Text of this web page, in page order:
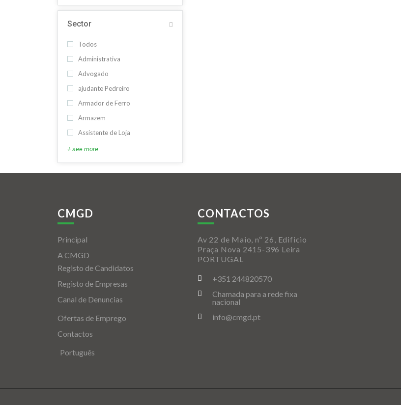
Sector
Todos
Administrativa
Advogado
ajudante Pedreiro
Armador de Ferro
Armazem
Assistente de Loja
+ see more
CMGD
Principal
A CMGD
Registo de Candidatos
Registo de Empresas
Canal de Denuncias
Ofertas de Emprego
Contactos
Português
CONTACTOS
Av 22 de Maio, nº 26, Edificio
Praça Nova 2415-396 Leira
PORTUGAL
+351 244820570
Chamada para a rede fixa
nacional
info@cmgd.pt